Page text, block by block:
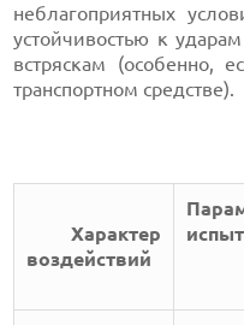
неблагоприятных
устойчивостью к
встряскам (особенно,
транспортном средстве).
Характер
воздействий